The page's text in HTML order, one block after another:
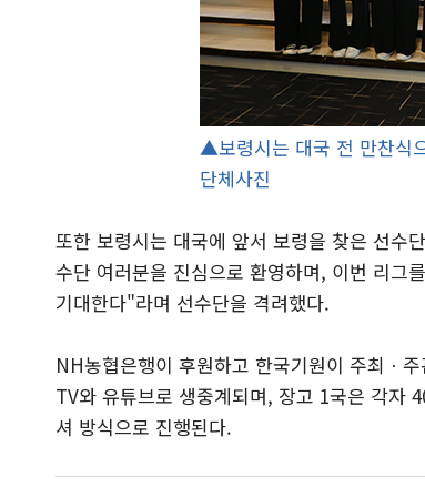
▲보령시는 대국 전 만찬식
단체사진
또한 보령시는 대국에 앞서 보령을 찾은 선수
수단 여러분을 진심으로 환영하며, 이번 리그
기대한다"라며 선수단을 격려했다.
NH농협은행이 후원하고 한국기원이 주최ㆍ
TV와 유튜브로 생중계되며, 장고 1국은 각자
셔 방식으로 진행된다.